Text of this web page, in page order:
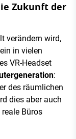
Zukunft der
verändern wird,
in vielen
VR-Headset
:
des räumlichen
dies aber auch
Büros